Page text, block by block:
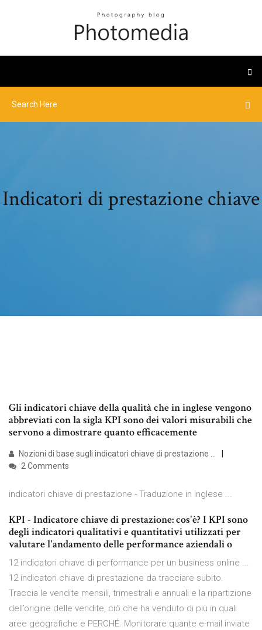
Indicatori di prestazione chiave
Gli indicatori chiave della qualità che in inglese vengono
abbreviati con la sigla KPI sono dei valori misurabili che
servono a dimostrare quanto efficacemente
Nozioni di base sugli indicatori chiave di prestazione ...
2 Comments
indicatori chiave di prestazione - Traduzione in inglese ...
KPI - Indicatore chiave di prestazione: cos'è? I KPI sono
degli indicatori qualitativi e quantitativi utilizzati per
valutare l'andamento delle performance aziendali o
12 indicatori chiave di performance per un business online ...
12 indicatori chiave di prestazione da tracciare subito.
Traccia le vendite mensili, trimestrali e annuali e la ripartizione
dell’origine delle vendite, ciò che ha venduto di più in quali
aree geografiche e PERCHÉ. Monitorare quante e-mail inviate